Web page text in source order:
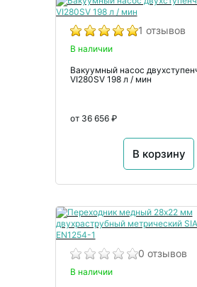
1 отзывов
В наличии
Вакуумный насос
VI280SV 198 л / мин
от 36 656 ₽
В корзину
0 отзывов
В наличии